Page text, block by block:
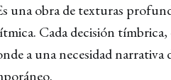
una obra de texturas
Cada decisión tímbrica,
a una necesidad narrativa